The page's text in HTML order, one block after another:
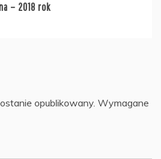
– 2018 rok
opublikowany. Wymagane